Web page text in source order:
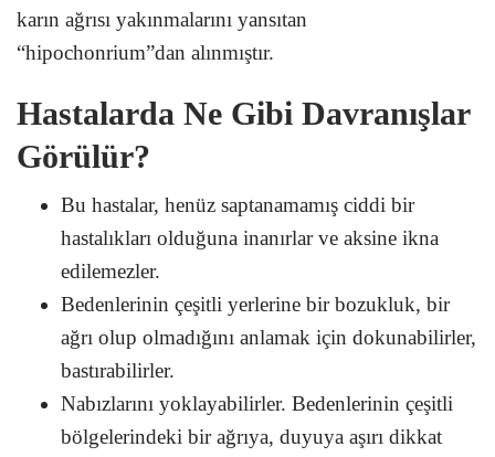
karın ağrısı yakınmalarını yansıtan
“hipochonrium”dan alınmıştır.
Hastalarda Ne Gibi Davranışlar
Görülür?
Bu hastalar, henüz saptanamamış ciddi bir
hastalıkları olduğuna inanırlar ve aksine ikna
edilemezler.
Bedenlerinin çeşitli yerlerine bir bozukluk, bir
ağrı olup olmadığını anlamak için dokunabilirler,
bastırabilirler.
Nabızlarını yoklayabilirler. Bedenlerinin çeşitli
bölgelerindeki bir ağrıya, duyuya aşırı dikkat